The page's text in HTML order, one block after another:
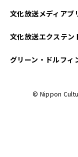
文化放送メディアブ
文化放送エクステン
グリーン・ドルフィ
© Nippon